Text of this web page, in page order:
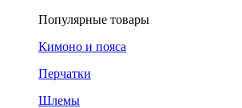
Популярные товары
Кимоно и пояса
Перчатки
Шлемы